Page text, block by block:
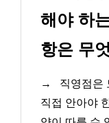
해야 하
항은 무
→
직영점은
직접 안아야